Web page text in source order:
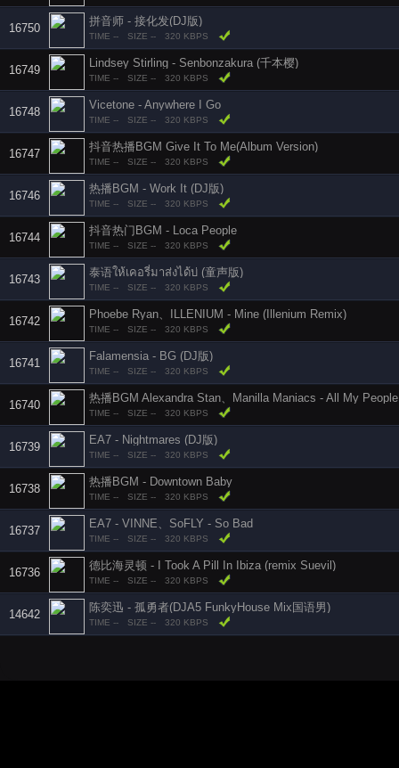
16750
拼音师 - 接化发(DJ版)
TIME -- SIZE -- 320 KBPS
16749
Lindsey Stirling - Senbonzakura (千本樱)
TIME -- SIZE -- 320 KBPS
16748
Vicetone - Anywhere I Go
TIME -- SIZE -- 320 KBPS
16747
抖音热播BGM Give It To Me(Album Version)
TIME -- SIZE -- 320 KBPS
16746
热播BGM - Work It (DJ版)
TIME -- SIZE -- 320 KBPS
16744
抖音热门BGM - Loca People
TIME -- SIZE -- 320 KBPS
16743
泰语ให้เคอรี่มาส่งได้บ่ (童声版)
TIME -- SIZE -- 320 KBPS
16742
Phoebe Ryan、ILLENIUM - Mine (Illenium Remix)
TIME -- SIZE -- 320 KBPS
16741
Falamensia - BG (DJ版)
TIME -- SIZE -- 320 KBPS
16740
热播BGM Alexandra Stan、Manilla Maniacs - All My People
TIME -- SIZE -- 320 KBPS
16739
EA7 - Nightmares (DJ版)
TIME -- SIZE -- 320 KBPS
16738
热播BGM - Downtown Baby
TIME -- SIZE -- 320 KBPS
16737
EA7 - VINNE、SoFLY - So Bad
TIME -- SIZE -- 320 KBPS
16736
德比海灵顿 - I Took A Pill In Ibiza (remix Suevil)
TIME -- SIZE -- 320 KBPS
14642
陈奕迅 - 孤勇者(DJA5 FunkyHouse Mix国语男)
TIME -- SIZE -- 320 KBPS